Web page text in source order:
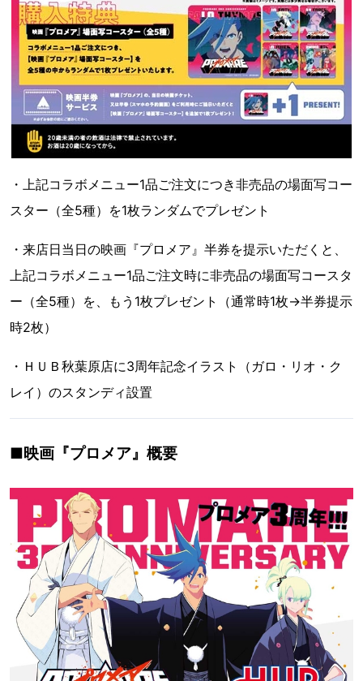
・上記コラボメニュー1品ご注文につき非売品の場面写コー
スター（全5種）を1枚ランダムでプレゼント
・来店日当日の映画『プロメア』半券を提示いただくと、
上記コラボメニュー1品ご注文時に非売品の場面写コースタ
ー（全5種）を、もう1枚プレゼント（通常時1枚→半券提示
時2枚）
・ＨＵＢ秋葉原店に3周年記念イラスト（ガロ・リオ・ク
レイ）のスタンディ設置
■映画『プロメア』概要